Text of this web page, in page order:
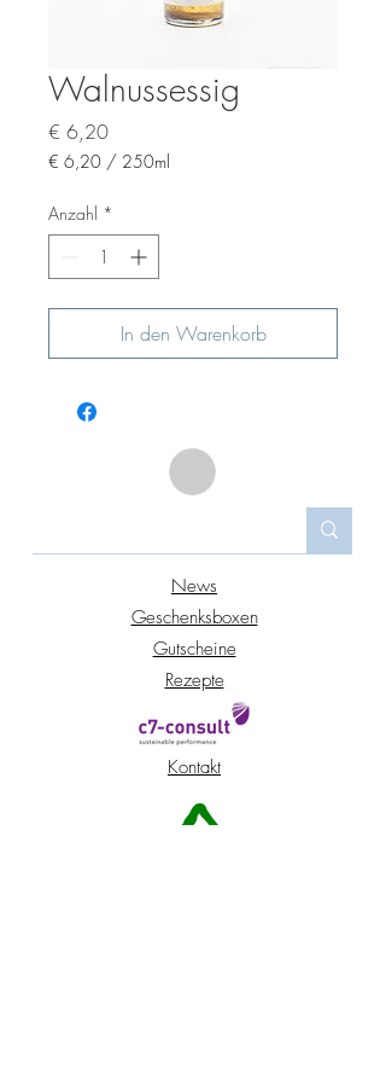
Walnussessig
€ 6,20Preis
€ 6,20 / 250ml
pro
250
Milliliter
Anzahl *
In den Warenkorb
News
Geschenksboxen
Gutscheine
Rezepte
Kontakt